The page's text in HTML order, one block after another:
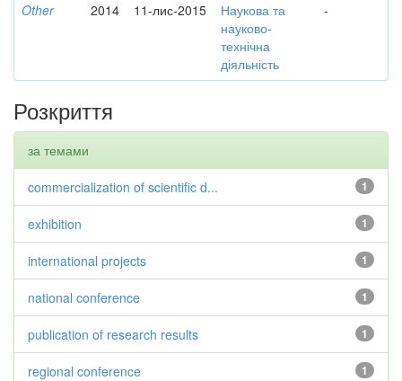
Other 2014 11-лис-2015
Наукова та
науково-
технічна
діяльність
-
Розкриття
за темами
1
commercialization of scientific d...
1
exhibition
1
international projects
1
national conference
1
publication of research results
1
regional conference